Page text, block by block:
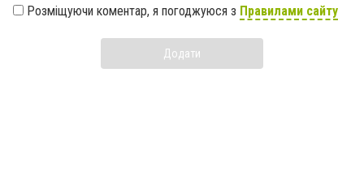
Розміщуючи коментар, я погоджуюся з Правилами сайту
Додати